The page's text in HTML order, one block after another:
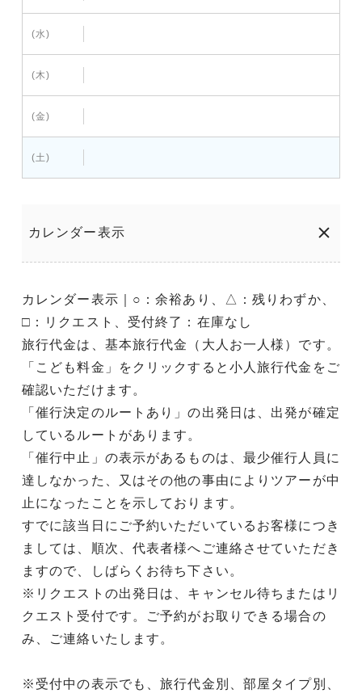
(水)
(木)
(金)
(土)
カレンダー表示
カレンダー表示｜○：余裕あり、△：残りわずか、
□：リクエスト、受付終了：在庫なし
旅行代金は、基本旅行代金（大人お一人様）です。
「こども料金」をクリックすると小人旅行代金をご
確認いただけます。
「催行決定のルートあり」の出発日は、出発が確定
しているルートがあります。
「催行中止」の表示があるものは、最少催行人員に
達しなかった、又はその他の事由によりツアーが中
止になったことを示しております。
すでに該当日にご予約いただいているお客様につき
ましては、順次、代表者様へご連絡させていただき
ますので、しばらくお待ち下さい。
※リクエストの出発日は、キャンセル待ちまたはリ
クエスト受付です。ご予約がお取りできる場合の
み、ご連絡いたします。
※受付中の表示でも、旅行代金別、部屋タイプ別、